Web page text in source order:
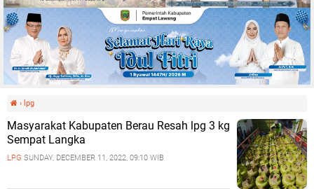
› lpg
Masyarakat Kabupaten Berau Resah lpg 3 kg
Sempat Langka
LPG SUNDAY, DECEMBER 11, 2022, 09:10 WIB